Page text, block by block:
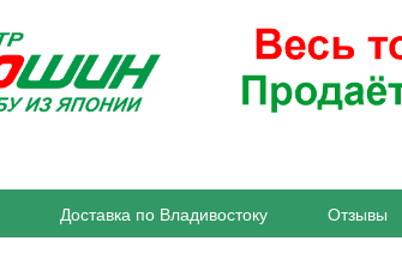
Доставка по Владивостоку Отзывы